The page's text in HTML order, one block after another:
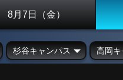
8月7日（金）
杉谷キャンパス 高岡